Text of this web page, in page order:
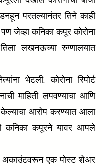
परतल्यानंतर तिने काही
पण जेव्हा कनिका कपूर कोरोना
लखनऊच्या रुग्णालयात
भेटली. कोरोना रिपोर्ट
माहिती लपवण्याचा आणि
केल्याचा आरोप करण्यात आला
कनिका कपूरने यावर आपले
अकाउंटवरून एक पोस्ट शेअर